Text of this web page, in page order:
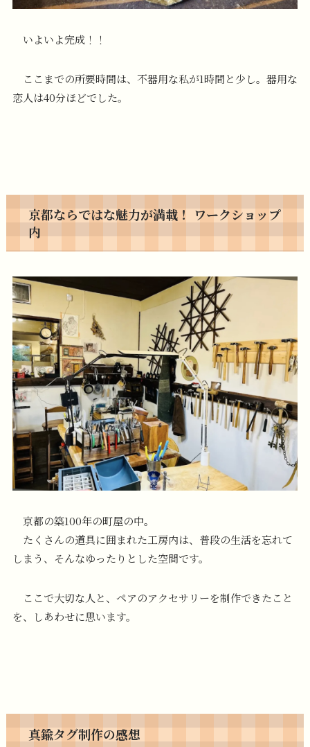
いよいよ完成！！
ここまでの所要時間は、不器用な私が1時間と少し。器用な
恋人は40分ほどでした。
京都ならではな魅力が満載！ ワークショップ
内
京都の築100年の町屋の中。
たくさんの道具に囲まれた工房内は、普段の生活を忘れて
しまう、そんなゆったりとした空間です。
ここで大切な人と、ペアのアクセサリーを制作できたこと
を、しあわせに思います。
真鍮タグ制作の感想